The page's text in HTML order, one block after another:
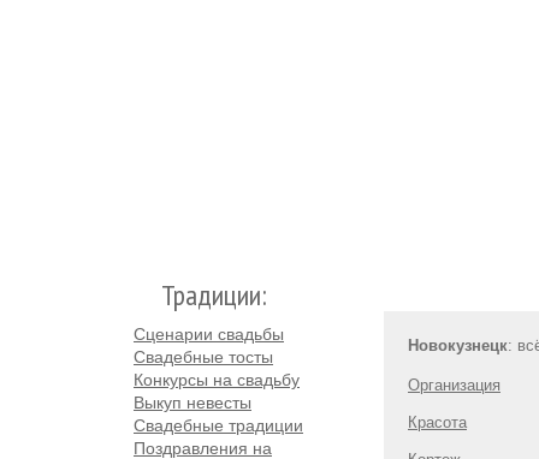
Традиции:
Сценарии свадьбы
Свадебные тосты
Конкурсы на свадьбу
Выкуп невесты
Свадебные традиции
Поздравления на
Новокузнецк:
Организация
Красота